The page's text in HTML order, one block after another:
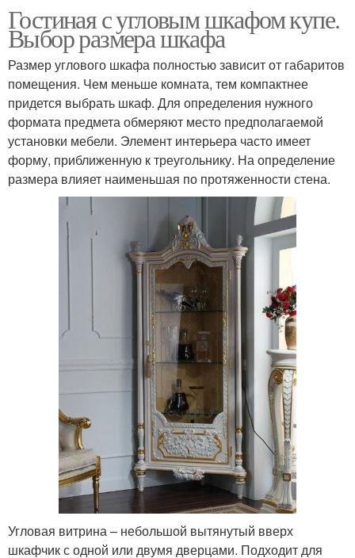
Гостиная с угловым шкафом купе.
Выбор размера шкафа
Размер углового шкафа полностью зависит от габаритов
помещения. Чем меньше комната, тем компактнее
придется выбрать шкаф. Для определения нужного
формата предмета обмеряют место предполагаемой
установки мебели. Элемент интерьера часто имеет
форму, приближенную к треугольнику. На определение
размера влияет наименьшая по протяженности стена.
Угловая витрина – небольшой вытянутый вверх
шкафчик с одной или двумя дверцами. Подходит для